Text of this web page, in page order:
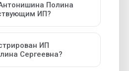
Полина
ИП?
ИП
Сергеевна?